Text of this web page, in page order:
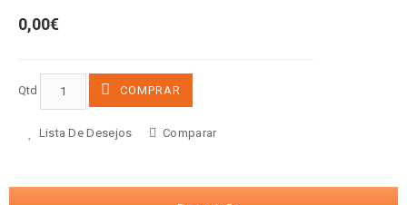
0,00€
Qtd COMPRAR
Lista De Desejos Comparar